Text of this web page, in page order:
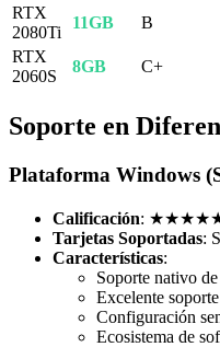
RTX
2080Ti
11GB B
RTX
2060S
8GB C+
Soporte en
Plataforma Windows
Calificación:
Tarjetas Soportadas:
Características:
Soporte nativo
Excelente
Configuración
Ecosistema de